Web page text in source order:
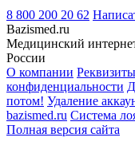
8 800 200 20 62
Bazismed.ru
Медицинский
России
О компании Реквизиты
конфиденциальности
потом! Удаление
bazismed.ru Система
Полная версия сайта